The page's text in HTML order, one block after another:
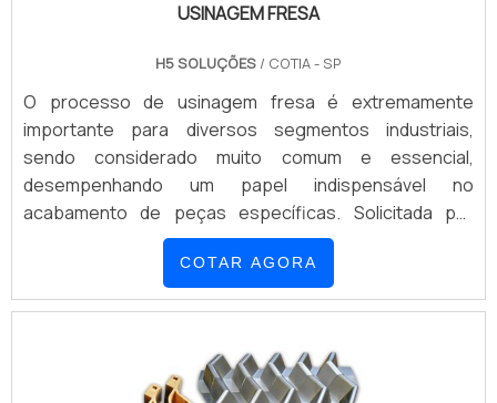
USINAGEM FRESA
H5 SOLUÇÕES / COTIA - SP
O processo de usinagem fresa é extremamente
importante para diversos segmentos industriais,
sendo considerado muito comum e essencial,
desempenhando um papel indispensável no
acabamento de peças específicas. Solicitada por
diferentes nichos, é comum que a usinagem ofereça as
seguintes vantagens aos solicitantes: Longa
durabilidade: os componentes são fabricados a partir
COTAR AGORA